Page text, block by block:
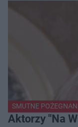
SMUTNE
Aktorzy "Na